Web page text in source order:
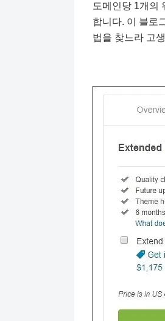
도메인당 1개의
합니다. 이 블로
법을 찾느라 고